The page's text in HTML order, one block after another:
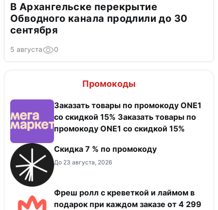
В Архангельске перекрытие
Обводного канала продлили до 30
сентября
5 августа 0
Промокоды
Заказать товары по промокоду ONE1
со скидкой 15% Заказать товары по
промокоду ONE1 со скидкой 15%
Скидка 7 % по промокоду
До 23 августа, 2026
Фреш ролл с креветкой и лаймом в
подарок при каждом заказе от 4 299